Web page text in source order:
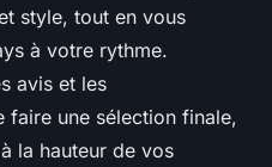
style, tout en vous
à votre rythme.
avis et les
faire une sélection finale,
la hauteur de vos